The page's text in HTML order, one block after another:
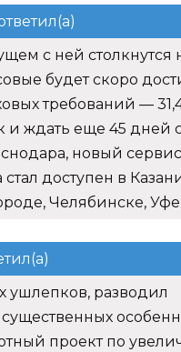
с ней столкнутся
будет скоро
требований —
и ждать еще 45 дней
новый сервис
доступен в
Челябинске, Уфе.
ушлепков, разводил
проект по